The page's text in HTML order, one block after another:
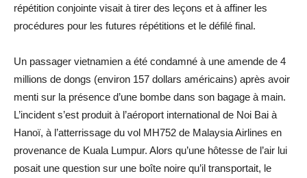
répétition conjointe visait à tirer des leçons et à affiner les
procédures pour les futures répétitions et le défilé final.
Un passager vietnamien a été condamné à une amende de 4
millions de dongs (environ 157 dollars américains) après avoir
menti sur la présence d’une bombe dans son bagage à main.
L’incident s’est produit à l’aéroport international de Noi Bai à
Hanoï, à l’atterrissage du vol MH752 de Malaysia Airlines en
provenance de Kuala Lumpur. Alors qu’une hôtesse de l’air lui
posait une question sur une boîte noire qu’il transportait, le